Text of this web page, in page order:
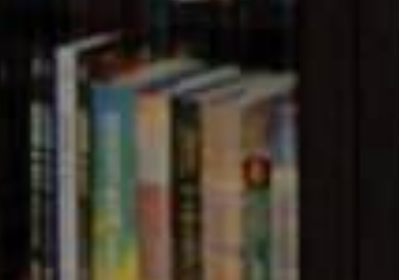
Applications & Websites. You can also send SMS
Panel (Dashboard). Fast and easy to use SMS
ISP & NGO in Bangladesh.
applications.